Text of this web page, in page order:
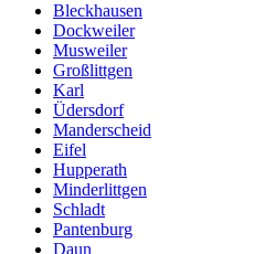
Bleckhausen
Dockweiler
Musweiler
Großlittgen
Karl
Üdersdorf
Manderscheid
Eifel
Hupperath
Minderlittgen
Schladt
Pantenburg
Daun